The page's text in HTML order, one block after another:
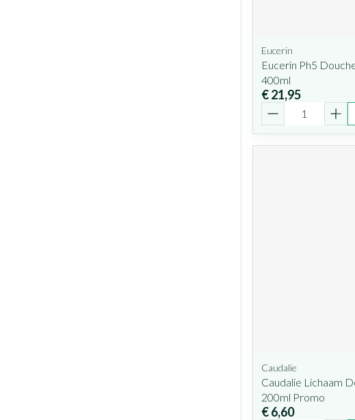
Eucerin
Eucerin Ph5
400ml
€ 21,95
Caudalie
Caudalie Lichaam
200ml Promo
€ 6,60